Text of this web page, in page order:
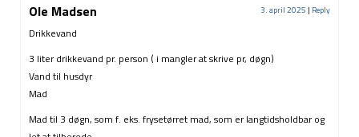
Ole Madsen 3. april 2025 | Reply
Drikkevand
3 liter drikkevand pr. person ( i mangler at skrive pr, døgn)
Vand til husdyr
Mad
Mad til 3 døgn, som f. eks. frysetørret mad, som er langtidsholdbar og